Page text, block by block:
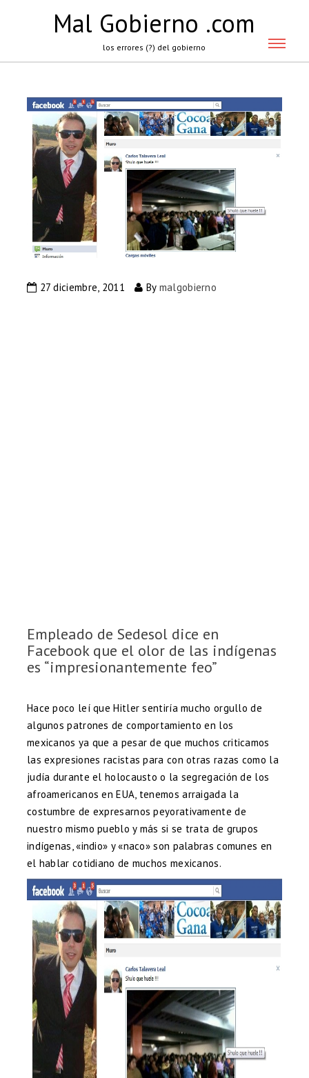
Mal Gobierno .com
los errores (?) del gobierno
27 diciembre, 2011 By malgobierno
Empleado de Sedesol dice en
Facebook que el olor de las indígenas
es “impresionantemente feo”
Hace poco leí que Hitler sentiría mucho orgullo de
algunos patrones de comportamiento en los
mexicanos ya que a pesar de que muchos criticamos
las expresiones racistas para con otras razas como la
judía durante el holocausto o la segregación de los
afroamericanos en EUA, tenemos arraigada la
costumbre de expresarnos peyorativamente de
nuestro mismo pueblo y más si se trata de grupos
indígenas, «indio» y «naco» son palabras comunes en
el hablar cotidiano de muchos mexicanos.